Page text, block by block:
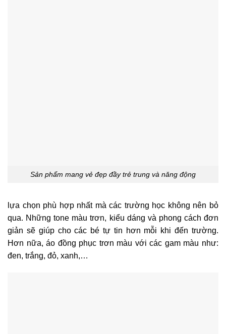
Sản phẩm mang vẻ đẹp đầy trẻ trung và năng động
lựa chọn phù hợp nhất mà các trường học không nên bỏ
qua. Những tone màu trơn, kiểu dáng và phong cách đơn
giản sẽ giúp cho các bé tự tin hơn mỗi khi đến trường.
Hơn nữa, áo đồng phục trơn màu với các gam màu như:
đen, trắng, đỏ, xanh,…